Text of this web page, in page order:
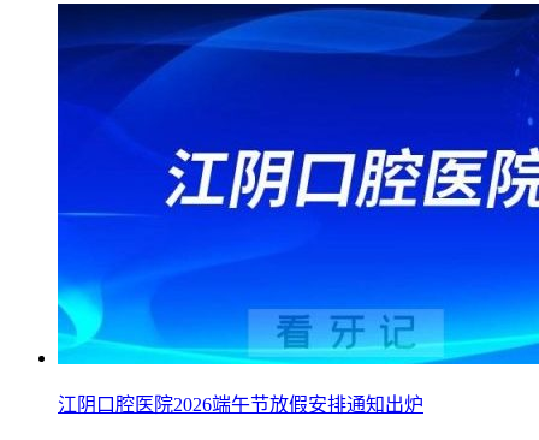
江阴口腔医院2026端午节放假安排通知出炉